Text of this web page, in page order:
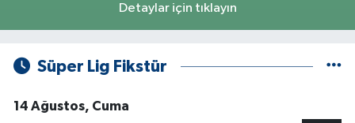
Detaylar için tıklayın
Süper Lig Fikstür
14 Ağustos, Cuma